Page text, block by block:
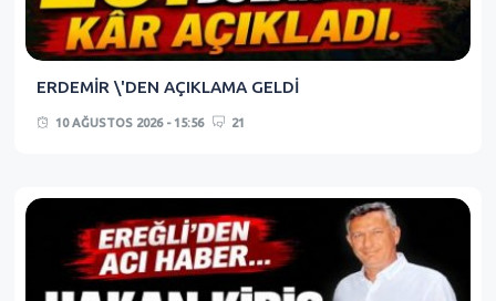
ERDEMİR \'DEN AÇIKLAMA GELDİ
10 AĞUSTOS 2026 - 15:56 21